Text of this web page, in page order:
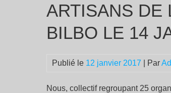
ARTISANS DE
BILBO LE 14
Publié le 12 janvier 2017 | Par
Nous, collectif regroupant 25